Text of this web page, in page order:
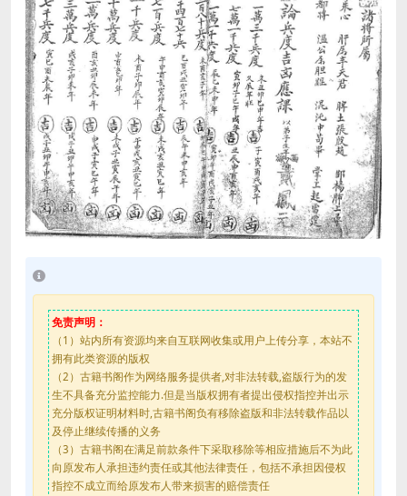
免责声明：
（1）站内所有资源均来自互联网收集或用户上传分享，本站不
拥有此类资源的版权
（2）古籍书阁作为网络服务提供者,对非法转载,盗版行为的发
生不具备充分监控能力.但是当版权拥有者提出侵权指控并出示
充分版权证明材料时,古籍书阁负有移除盗版和非法转载作品以
及停止继续传播的义务
（3）古籍书阁在满足前款条件下采取移除等相应措施后不为此
向原发布人承担违约责任或其他法律责任，包括不承担因侵权
指控不成立而给原发布人带来损害的赔偿责任